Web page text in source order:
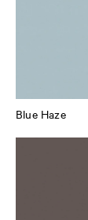
Blue Haze